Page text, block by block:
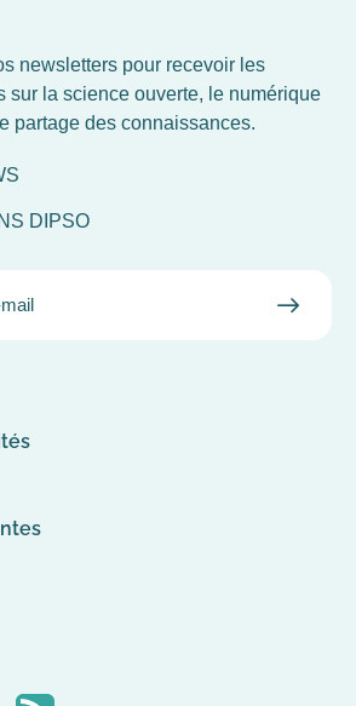
newsletters pour recevoir les
sur la science ouverte, le numérique
partage des connaissances.
DIPSO